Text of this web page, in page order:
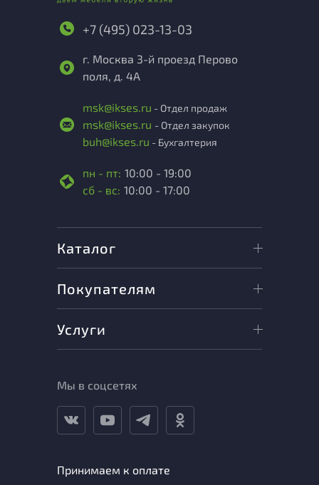
+7 (495) 023-13-03
г. Москва 3-й проезд Перово
поля, д. 4А
msk@ikses.ru - Отдел продаж
msk@ikses.ru - Отдел закупок
buh@ikses.ru - Бухгалтерия
пн - пт: 10:00 - 19:00
сб - вс: 10:00 - 17:00
Каталог
Покупателям
Услуги
Мы в соцсетях
Принимаем к оплате